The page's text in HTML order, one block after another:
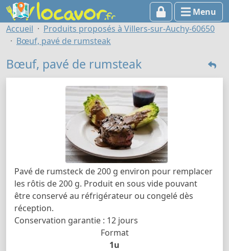
Menu
Accueil
Produits proposés à Villers-sur-Auchy-60650
Bœuf, pavé de rumsteak
Bœuf, pavé de rumsteak
Pavé de rumsteck de 200 g environ pour remplacer
les rôtis de 200 g. Produit en sous vide pouvant
être conservé au réfrigérateur ou congelé dès
réception.
Conservation garantie : 12 jours
Format
1u